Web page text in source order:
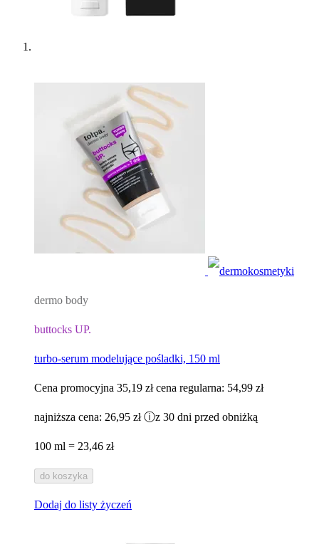
dermo body
buttocks UP.
turbo-serum modelujące pośladki, 150 ml
Cena promocyjna 35,19 zł cena regularna: 54,99 zł
najniższa cena: 26,95 zł ⓘz 30 dni przed obniżką
100 ml = 23,46 zł
do koszyka
Dodaj do listy życzeń